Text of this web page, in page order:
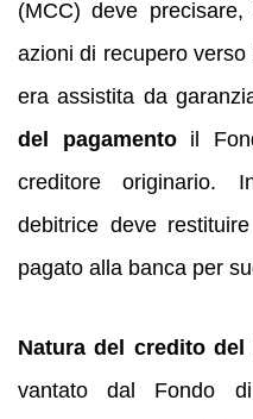
(MCC) deve
azioni di recupero verso
era assistita da
del pagamentoil
creditore originario.
debitrice deve
pagato alla banca per
Natura del credito del
vantato dal Fondo